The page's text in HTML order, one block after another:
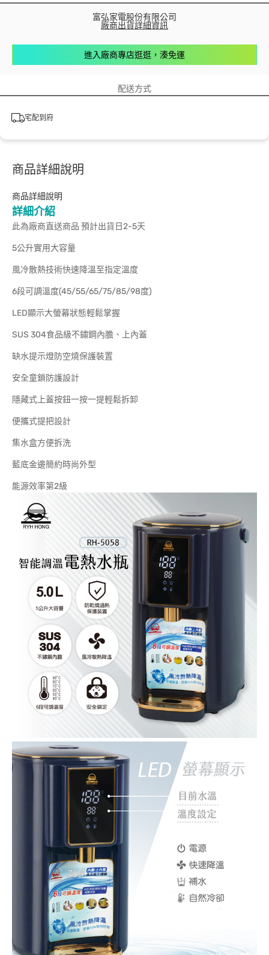
富弘家電股份有限公司
廠商出貨詳細資訊
進入廠商專店逛逛，湊免運
配送方式
宅配到府
商品詳細說明
商品詳細說明
詳細介紹
此為廠商直送商品 預計出貨日2-5天
5公升實用大容量
風冷散熱技術快速降溫至指定溫度
6段可調溫度(45/55/65/75/85/98度)
LED顯示大螢幕狀態輕鬆掌握
SUS 304食品級不鏽鋼內膽、上內蓋
缺水提示燈防空燒保護裝置
安全童鎖防護設計
隱藏式上蓋按鈕一按一提輕鬆拆卸
便攜式提把設計
集水盒方便拆洗
藍底金邊簡約時尚外型
能源效率第2級